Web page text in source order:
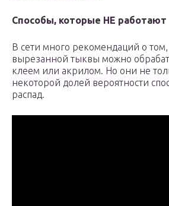
Способы, которые НЕ работают
В сети много рекомендаций о том,
вырезанной тыквы можно
клеем или акрилом. Но они не
некоторой долей вероятности
распад.